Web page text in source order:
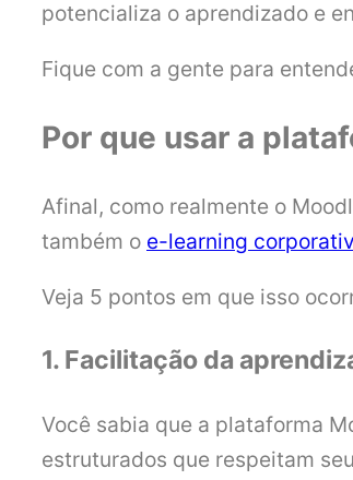
potencializa o aprendizado e
Fique com a gente para
Por que usar a
Afinal, como realmente o
também o e-learning
Veja 5 pontos em que isso
1. Facilitação da
Você sabia que a plataforma
estruturados que respeitam